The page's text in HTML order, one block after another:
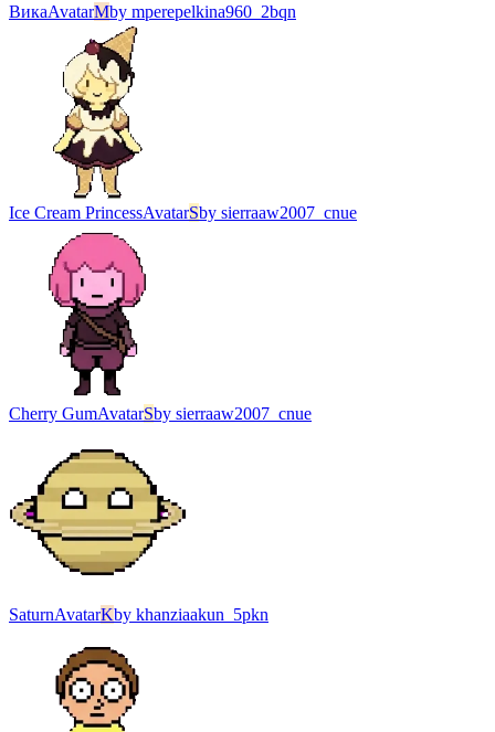
ВикаAvatarMby mperepelkina960_2bqn
Ice Cream PrincessAvatarSby sierraaw2007_cnue
Cherry GumAvatarSby sierraaw2007_cnue
SaturnAvatarKby khanziaakun_5pkn